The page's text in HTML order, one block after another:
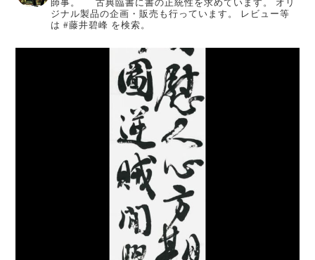
師事。
古典臨書に書の正統性を求めています。
オリ
ジナル製品の企画・販売も行っています。
レビュー等
は #藤井碧峰 を検索。